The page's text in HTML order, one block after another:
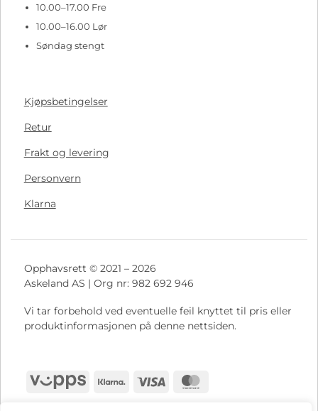
10.00–17.00 Fre
10.00–16.00 Lør
Søndag stengt
Kjøpsbetingelser
Retur
Frakt og levering
Personvern
Klarna
Opphavsrett © 2021 – 2026
Askeland AS | Org nr: 982 692 946
Vi tar forbehold ved eventuelle feil knyttet til pris eller
produktinformasjonen på denne nettsiden.
Vipps Klarna Visa